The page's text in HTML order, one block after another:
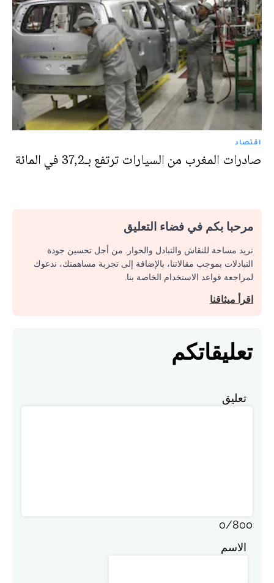
اقتصاد
صادرات المغرب من السيارات ترتفع بـ37,2 في المائة
مرحبا بكم في فضاء التعليق
نريد مساحة للنقاش والتبادل والحوار. من أجل تحسين جودة
التبادلات بموجب مقالاتنا، بالإضافة إلى تجربة مساهمتك، ندعوك
لمراجعة قواعد الاستخدام الخاصة بنا.
اقرأ ميثاقنا
تعليقاتكم
تعليق
0/800
الاسم